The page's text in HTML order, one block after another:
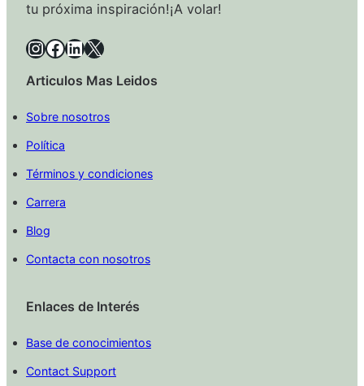
tu próxima inspiración!¡A volar!
InstagramFacebook LinkedIn X
Articulos Mas Leidos
Sobre nosotros
Política
Términos y condiciones
Carrera
Blog
Contacta con nosotros
Enlaces de Interés
Base de conocimientos
Contact Support